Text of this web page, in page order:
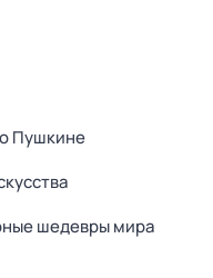
Пушкине
шедевры мира